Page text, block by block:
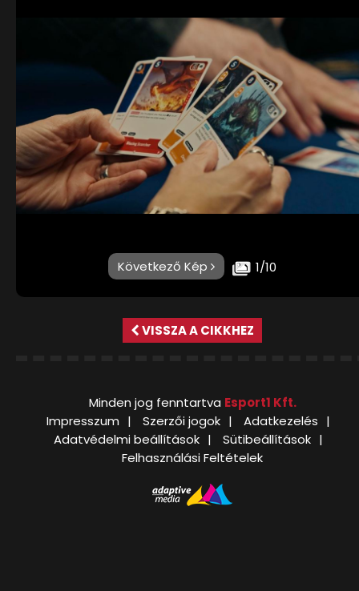
1/10
Következő Kép
VISSZA A CIKKHEZ
Minden jog fenntartva Esport1 Kft.
Impresszum
Szerzői jogok
Adatkezelés
Adatvédelmi beállítások
Sütibeállítások
Felhasználási Feltételek